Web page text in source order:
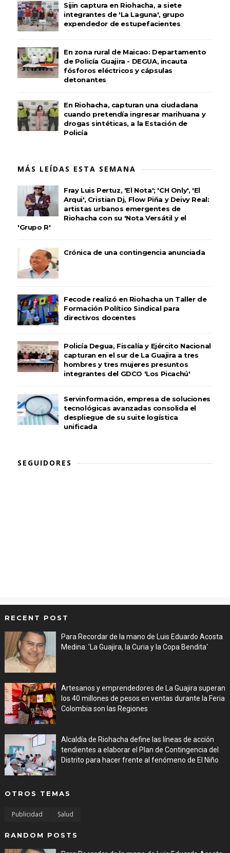
Sijin captura en Riohacha, a siete
integrantes de 'La Laguna', grupo
expendedor de estupefacientes
En zona rural de Maicao: Departamento
de Policía Guajira - DEGUA, incauta
fósforos eléctricos y cápsulas
detonantes
En Riohacha, capturan una ciudadana
cuando pretendía ingresar marihuana y
drogas sintéticas, a la Estación de
Policía
MÁS LEÍDAS ESTA SEMANA
Fray Luis Pertuz, 'El Nota'; 'CH Only', 'El
Arqui', Cristian Dj, Flow Piña y Deivy Real:
artistas urbanos emergentes de
Riohacha con su 'Nota Versátil y el
'Grupo R'
Crónica de una contingencia anunciada
Fecode realizó en Riohacha un Taller de
Formación Político Sindical para
directivos docentes
Policía Degua, Fiscalía y Ejército Nacional
capturan en el sur de La Guajira a tres
hombres y tres mujeres presuntos
integrantes del GDCO 'Los Picachú'
Servinformación, empresa de soluciones
tecnológicas avanzadas consolida el
despliegue de su suite logística
unificada
SEGUIDORES
RECENT POST
Para Recordar de la mano de Luis Eduardo Acosta
Medina: 'La Guajira, la Curia y la Copa Bendita'
Artesanos y emprendedores de La Guajira superan
los 40 millones de pesos en ventas durante la Feria
Colombia son las Regiones
Alcaldía de Riohacha define las líneas de acción
tendientes a elaborar el Plan de Contingencia del
Distrito para hacer frente al fenómeno de El Niño
OTROS TEMAS
Publicidad Salud
RANDOM POSTS